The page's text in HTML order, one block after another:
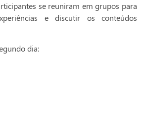
se reuniram em grupos para
e discutir os conteúdos
dia: